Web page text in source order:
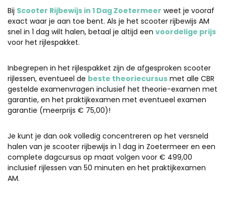
Bij Scooter Rijbewijs in 1 Dag Zoetermeer weet je vooraf
exact waar je aan toe bent. Als je het scooter rijbewijs AM
snel in 1 dag wilt halen, betaal je altijd een voordelige prijs
voor het rijlespakket.
Inbegrepen in het rijlespakket zijn de afgesproken scooter
rijlessen, eventueel de beste theoriecursus met alle CBR
gestelde examenvragen inclusief het theorie-examen met
garantie, en het praktijkexamen met eventueel examen
garantie (meerprijs € 75,00)!
Je kunt je dan ook volledig concentreren op het versneld
halen van je scooter rijbewijs in 1 dag in Zoetermeer en een
complete dagcursus op maat volgen voor € 499,00
inclusief rijlessen van 50 minuten en het praktijkexamen
AM.